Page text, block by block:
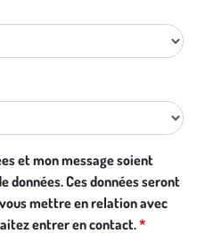
et mon message soient
données. Ces données seront
mettre en relation avec
entrer en contact.